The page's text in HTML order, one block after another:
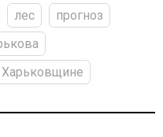
лес
прогноз